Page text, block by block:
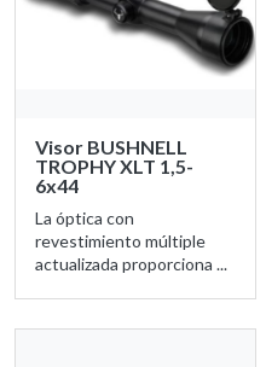
Visor BUSHNELL
TROPHY XLT 1,5-
6x44
La óptica con
revestimiento múltiple
actualizada proporciona ...